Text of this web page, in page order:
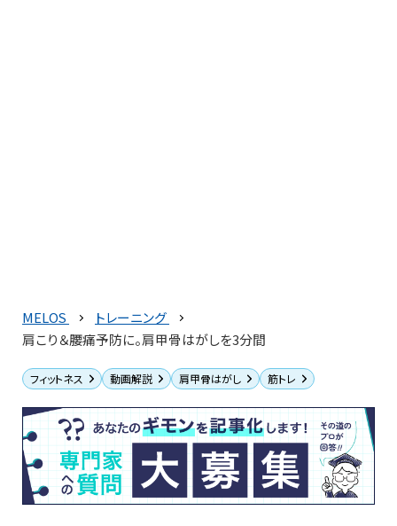
MELOS
トレーニング
肩こり＆腰痛予防に。肩甲骨はがしを3分間
フィットネス 動画解説 肩甲骨はがし 筋トレ